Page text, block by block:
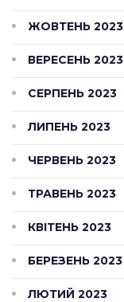
ЖОВТЕНЬ 2023
ВЕРЕСЕНЬ 2023
СЕРПЕНЬ 2023
ЛИПЕНЬ 2023
ЧЕРВЕНЬ 2023
ТРАВЕНЬ 2023
КВІТЕНЬ 2023
БЕРЕЗЕНЬ 2023
ЛЮТИЙ 2023